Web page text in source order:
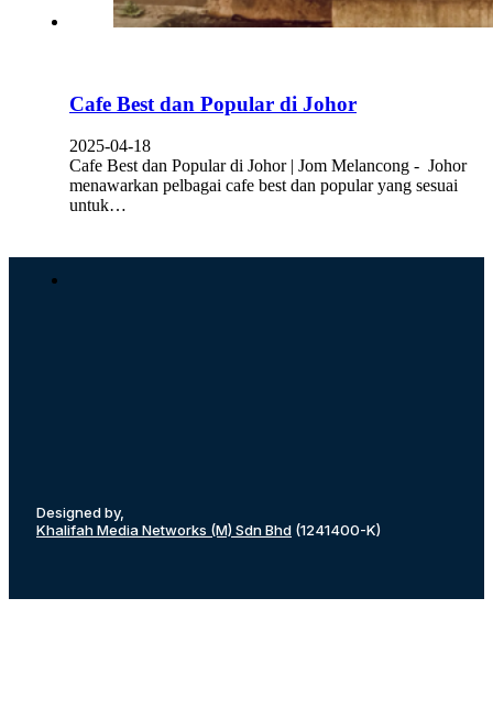
Cafe Best dan Popular di Johor
2025-04-18
Cafe Best dan Popular di Johor | Jom Melancong - Johor
menawarkan pelbagai cafe best dan popular yang sesuai
untuk…
Designed by,
Khalifah Media Networks (M) Sdn Bhd (1241400-K)